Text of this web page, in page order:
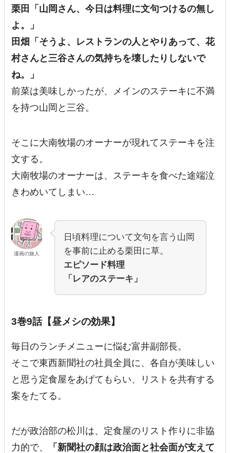
栗田「 山岡さん、今日は料理に文句つけるの無し
よ。
」
田畑
「 そうよ、レストランの人とやりあって、花
村さんと三谷さんの気持ちを壊したりしないで
ね。
」
前菜は美味しかったが、メインのステーキに不満
を持つ山岡と三谷。
そこに大南牧場のオーナーが現れてステーキを注
文する。
大南牧場のオーナーは、ステーキを食べた途端泣
きわめいてしまい…
漫画の旅人
日頃料理について文句を言う山岡
を事前に止める栗田に草。
エピソード料理
「レアのステーキ」
3巻9話【昼メシの効果】
毎日のランチメニューに悩む富井副部長。
そこで東西新聞社の社員全員に、各自が美味しい
と思う定食屋をあげてもらい、リストを共有する
案をたてる。
だが政治部の松川は、定食屋のリスト作りに非協
力的で、
「新聞社の顔は政治面と社会面が支えて